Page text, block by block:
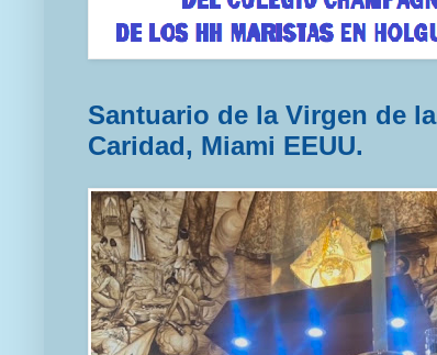
Santuario de la Virgen de la
Caridad, Miami EEUU.